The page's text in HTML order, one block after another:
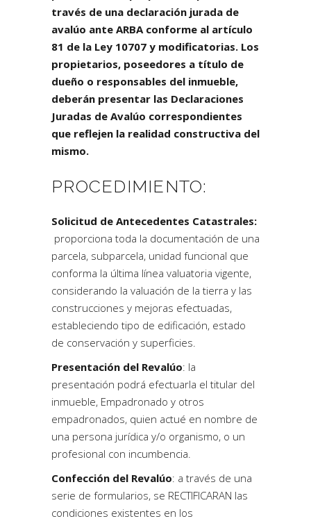
través de una declaración jurada de
avalúo ante ARBA conforme al artículo
81 de la Ley 10707 y modificatorias. Los
propietarios, poseedores a título de
dueño o responsables del inmueble,
deberán presentar las Declaraciones
Juradas de Avalúo correspondientes
que reflejen la realidad constructiva del
mismo.
PROCEDIMIENTO:
Solicitud de Antecedentes Catastrales:
proporciona toda la documentación de una
parcela, subparcela, unidad funcional que
conforma la última línea valuatoria vigente,
considerando la valuación de la tierra y las
construcciones y mejoras efectuadas,
estableciendo tipo de edificación, estado
de conservación y superficies.
Presentación del Revalúo: la
presentación podrá efectuarla el titular del
inmueble, Empadronado y otros
empadronados, quien actué en nombre de
una persona jurídica y/o organismo, o un
profesional con incumbencia.
Confección del Revalúo: a través de una
serie de formularios, se RECTIFICARAN las
condiciones existentes en los